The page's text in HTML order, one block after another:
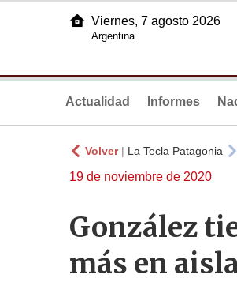
Viernes, 7 agosto 2026
Argentina
Actualidad Informes
Volver| La Tecla Patagonia
19 de noviembre de 2020
González
más en